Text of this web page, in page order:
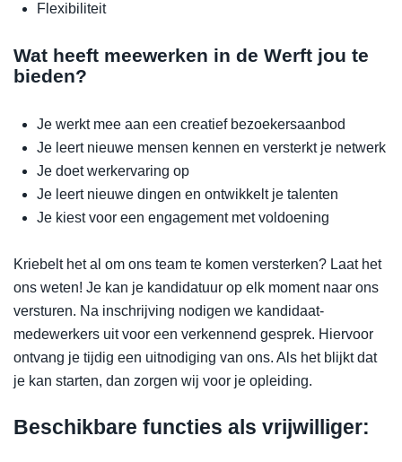
Flexibiliteit
Wat heeft meewerken in de Werft jou te
bieden?
Je werkt mee aan een creatief bezoekersaanbod
Je leert nieuwe mensen kennen en versterkt je netwerk
Je doet werkervaring op
Je leert nieuwe dingen en ontwikkelt je talenten
Je kiest voor een engagement met voldoening
Kriebelt het al om ons team te komen versterken? Laat het
ons weten! Je kan je kandidatuur op elk moment naar ons
versturen. Na inschrijving nodigen we kandidaat-
medewerkers uit voor een verkennend gesprek. Hiervoor
ontvang je tijdig een uitnodiging van ons. Als het blijkt dat
je kan starten, dan zorgen wij voor je opleiding.
Beschikbare functies als vrijwilliger: